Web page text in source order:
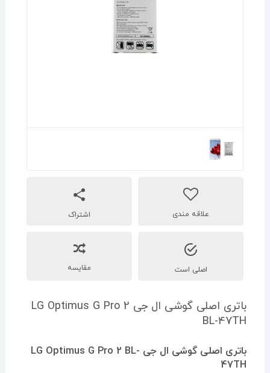
اشتراک
اصلی است مقایسه
باتری اصلی گوشی ال جی LG Optimus G Pro 2
BL-47TH
باتری اصلی گوشی ال جی LG Optimus G Pro 2 BL-
47TH